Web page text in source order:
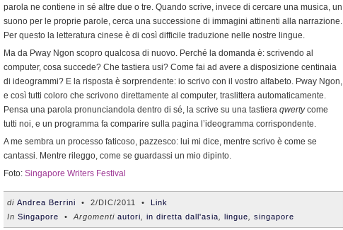
parola ne contiene in sé altre due o tre. Quando scrive, invece di cercare una musica, un
suono per le proprie parole, cerca una successione di immagini attinenti alla narrazione.
Per questo la letteratura cinese è di così difficile traduzione nelle nostre lingue.
Ma da Pway Ngon scopro qualcosa di nuovo. Perché la domanda è: scrivendo al
computer, cosa succede? Che tastiera usi? Come fai ad avere a disposizione centinaia
di ideogrammi? E la risposta è sorprendente: io scrivo con il vostro alfabeto. Pway Ngon,
e così tutti coloro che scrivono direttamente al computer, traslittera automaticamente.
Pensa una parola pronunciandola dentro di sé, la scrive su una tastiera qwertycome
tutti noi, e un programma fa comparire sulla pagina l’ideogramma corrispondente.
A me sembra un processo faticoso, pazzesco: lui mi dice, mentre scrivo è come se
cantassi. Mentre rileggo, come se guardassi un mio dipinto.
Foto: Singapore Writers Festival
di Andrea Berrini • 2/DIC/2011 • Link
In Singapore • Argomenti autori in diretta dall'asia lingue singapore